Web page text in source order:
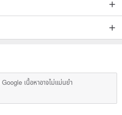
เนื้อหาอาจไม่แม่นยำ